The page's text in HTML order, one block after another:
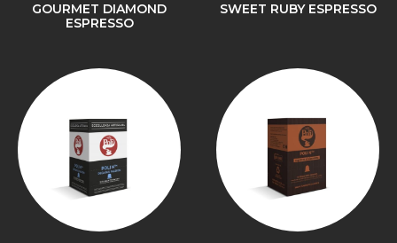
GOURMET DIAMOND
ESPRESSO
SWEET RUBY ESPRESSO